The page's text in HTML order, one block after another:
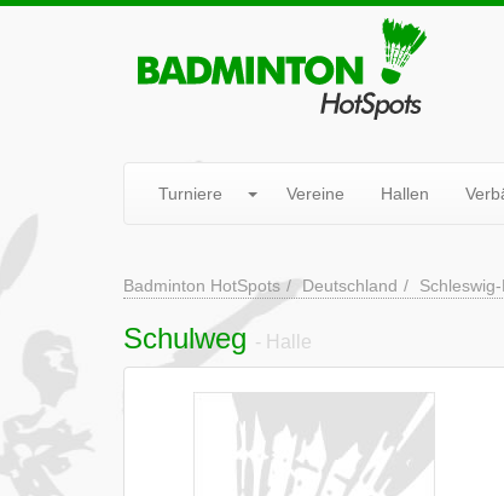
Turniere Vereine Hallen
Badminton HotSpots Deutschland
Schulweg - Halle